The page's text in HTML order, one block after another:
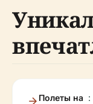
Полеты на :